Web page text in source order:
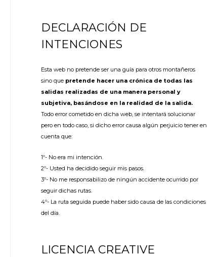
DECLARACIÓN DE
INTENCIONES
Esta web no pretende ser una guía para otros montañeros
sino que pretende hacer una crónica de todas las
salidas realizadas de una manera personal y
subjetiva, basándose en la realidad de la salida.
Todo error cometido en dicha web, se intentará solucionar
pero en todo caso, si dicho error causa algún perjuicio tener en
cuenta que:
1º- No era mi intención.
2º- Usted ha decidido seguir mis pasos.
3º- No me responsabilizo de ningún accidente ocurrido por
seguir dichas rutas.
4º- La ruta seguida puede haber sido causa de las condiciones
del día.
LICENCIA CREATIVE